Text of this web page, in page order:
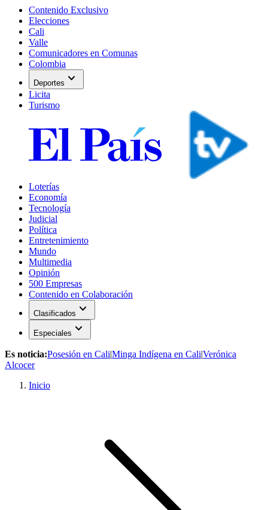
Contenido Exclusivo
Elecciones
Cali
Valle
Comunicadores en Comunas
Colombia
Deportes expand_more
Licita
Turismo
Loterías
Economía
Tecnología
Judicial
Política
Entretenimiento
Mundo
Multimedia
Opinión
500 Empresas
Contenido en Colaboración
Clasificados expand_more
Especiales expand_more
Es noticia:Posesión en Cali|Minga Indígena en Cali|Verónica
Alcocer
Inicio